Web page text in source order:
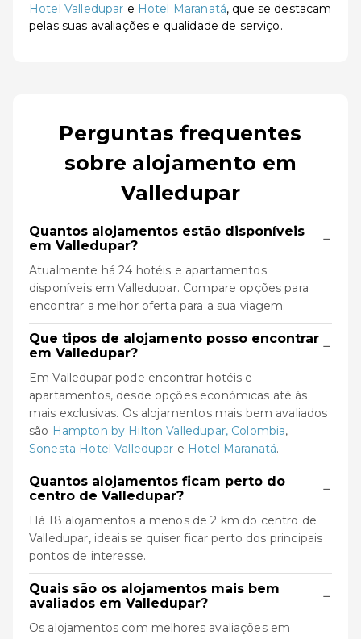
Hotel Valledupar e Hotel Maranatá, que se destacam
pelas suas avaliações e qualidade de serviço.
Perguntas frequentes
sobre alojamento em
Valledupar
Quantos alojamentos estão disponíveis
em Valledupar?
−
Atualmente há 24 hotéis e apartamentos
disponíveis em Valledupar. Compare opções para
encontrar a melhor oferta para a sua viagem.
Que tipos de alojamento posso encontrar
em Valledupar?
−
Em Valledupar pode encontrar hotéis e
apartamentos, desde opções económicas até às
mais exclusivas. Os alojamentos mais bem avaliados
são Hampton by Hilton Valledupar, Colombia,
Sonesta Hotel Valledupar e Hotel Maranatá.
Quantos alojamentos ficam perto do
centro de Valledupar?
−
Há 18 alojamentos a menos de 2 km do centro de
Valledupar, ideais se quiser ficar perto dos principais
pontos de interesse.
Quais são os alojamentos mais bem
avaliados em Valledupar?
−
Os alojamentos com melhores avaliações em